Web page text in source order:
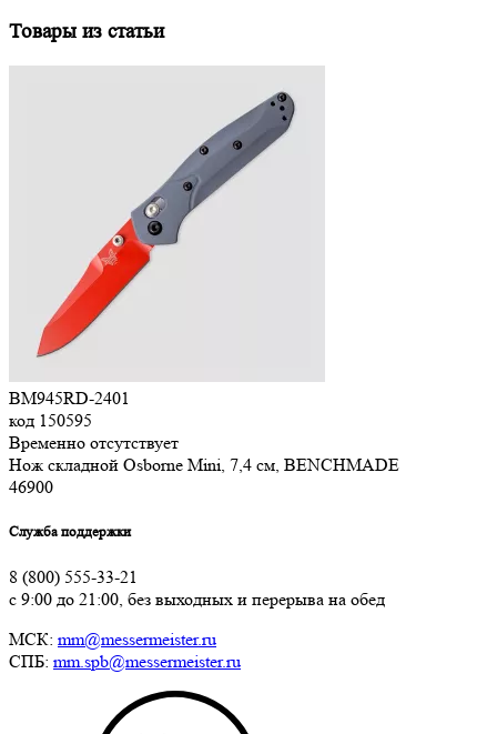
Товары из статьи
BM945RD-2401
код 150595
Временно отсутствует
Нож складной Osborne Mini, 7,4 см, BENCHMADE
46900
Служба поддержки
8 (800) 555-33-21
с 9:00 до 21:00, без выходных и перерыва на обед
МСК: mm@messermeister.ru
СПБ: mm.spb@messermeister.ru